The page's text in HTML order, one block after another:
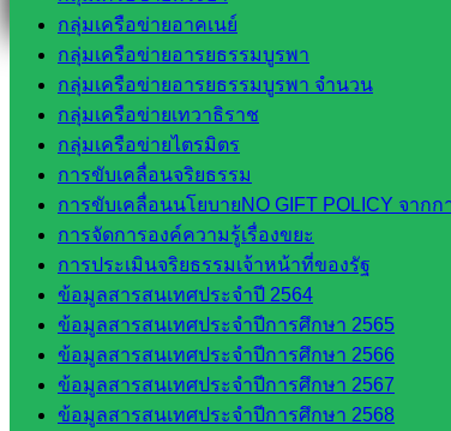
กลุ่มเครือข่ายอาคเนย์
กลุ่มเครือข่ายอารยธรรมบูรพา
กลุ่มเครือข่ายอารยธรรมบูรพา จำนวน
กลุ่มเครือข่ายเทวาธิราช
กลุ่มเครือข่ายไตรมิตร
การขับเคลื่อนจริยธรรม
การขับเคลื่อนนโยบายNO GIFT POLICY จา
การจัดการองค์ความรู้เรื่องขยะ
การประเมินจริยธรรมเจ้าหน้าที่ของรัฐ
ข้อมูลสารสนเทศประจำปี 2564
ข้อมูลสารสนเทศประจำปีการศึกษา 2565
ข้อมูลสารสนเทศประจำปีการศึกษา 2566
ข้อมูลสารสนเทศประจำปีการศึกษา 2567
ข้อมูลสารสนเทศประจำปีการศึกษา 2568